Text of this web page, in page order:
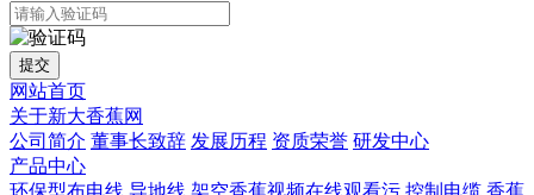
提交
网站首页
关于新大香蕉网
公司简介 董事长致辞 发展历程 资质荣誉 研发中心
产品中心